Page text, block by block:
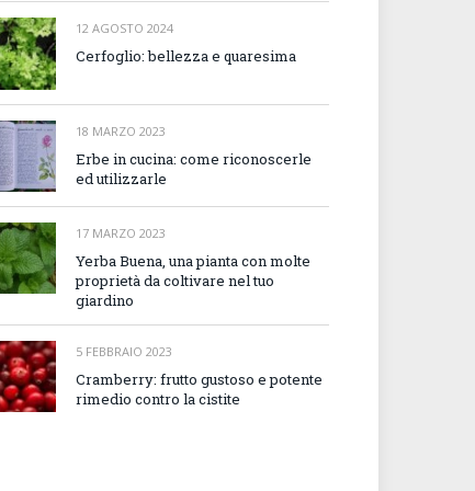
12 AGOSTO 2024
Cerfoglio: bellezza e quaresima
18 MARZO 2023
Erbe in cucina: come riconoscerle
ed utilizzarle
17 MARZO 2023
Yerba Buena, una pianta con molte
proprietà da coltivare nel tuo
giardino
5 FEBBRAIO 2023
Cramberry: frutto gustoso e potente
rimedio contro la cistite